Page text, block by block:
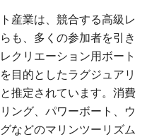
産業は、競合する高級レ
も、多くの参加者を引き
クリエーション用ボート
目的としたラグジュアリ
推定されています。消費
ング、パワーボート、ウ
などのマリンツーリズム